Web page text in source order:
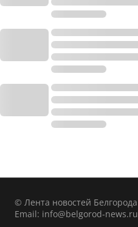
© Лента новостей Белгорода
Email: info@belgorod-news.ru